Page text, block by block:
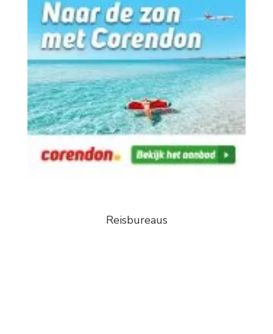
Reisbureaus